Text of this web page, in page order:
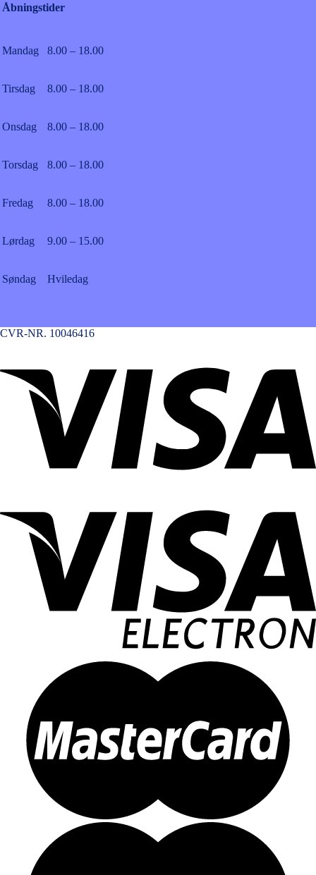
Åbningstider
Mandag 8.00 – 18.00
Tirsdag 8.00 – 18.00
Onsdag 8.00 – 18.00
Torsdag 8.00 – 18.00
Fredag 8.00 – 18.00
Lørdag 9.00 – 15.00
Søndag Hviledag
CVR-NR. 10046416